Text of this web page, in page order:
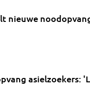
nieuwe
asielzoekers: